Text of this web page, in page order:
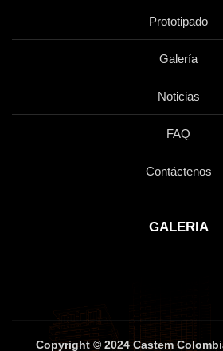
Prototipado
Galería
Noticias
FAQ
Contáctenos
GALERIA
Copyright © 2024 Castem